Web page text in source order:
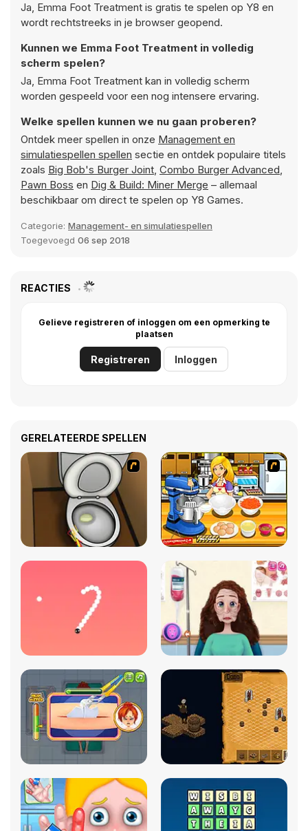
Ja, Emma Foot Treatment is gratis te spelen op Y8 en
wordt rechtstreeks in je browser geopend.
Kunnen we Emma Foot Treatment in volledig
scherm spelen?
Ja, Emma Foot Treatment kan in volledig scherm
worden gespeeld voor een nog intensere ervaring.
Welke spellen kunnen we nu gaan proberen?
Ontdek meer spellen in onze Management en
simulatiespellen spellen sectie en ontdek populaire titels
zoals Big Bob's Burger Joint, Combo Burger Advanced,
Pawn Boss en Dig & Build: Miner Merge – allemaal
beschikbaar om direct te spelen op Y8 Games.
Categorie: Management- en simulatiespellen
Toegevoegd 06 sep 2018
REACTIES
Gelieve registreren of inloggen om een opmerking te
plaatsen
Registreren Inloggen
GERELATEERDE SPELLEN